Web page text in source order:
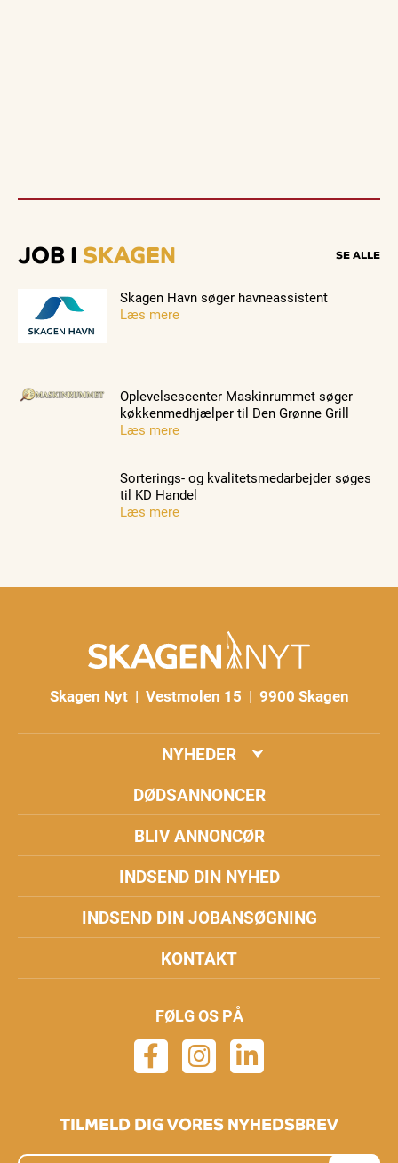
JOB I SKAGEN SE ALLE
Skagen Havn søger havneassistent
Læs mere
Oplevelsescenter Maskinrummet søger
køkkenmedhjælper til Den Grønne Grill
Læs mere
Sorterings- og kvalitetsmedarbejder søges
til KD Handel
Læs mere
Skagen Nyt | Vestmolen 15 | 9900 Skagen
NYHEDER
DØDSANNONCER
BLIV ANNONCØR
INDSEND DIN NYHED
INDSEND DIN JOBANSØGNING
KONTAKT
FØLG OS PÅ
TILMELD DIG VORES NYHEDSBREV